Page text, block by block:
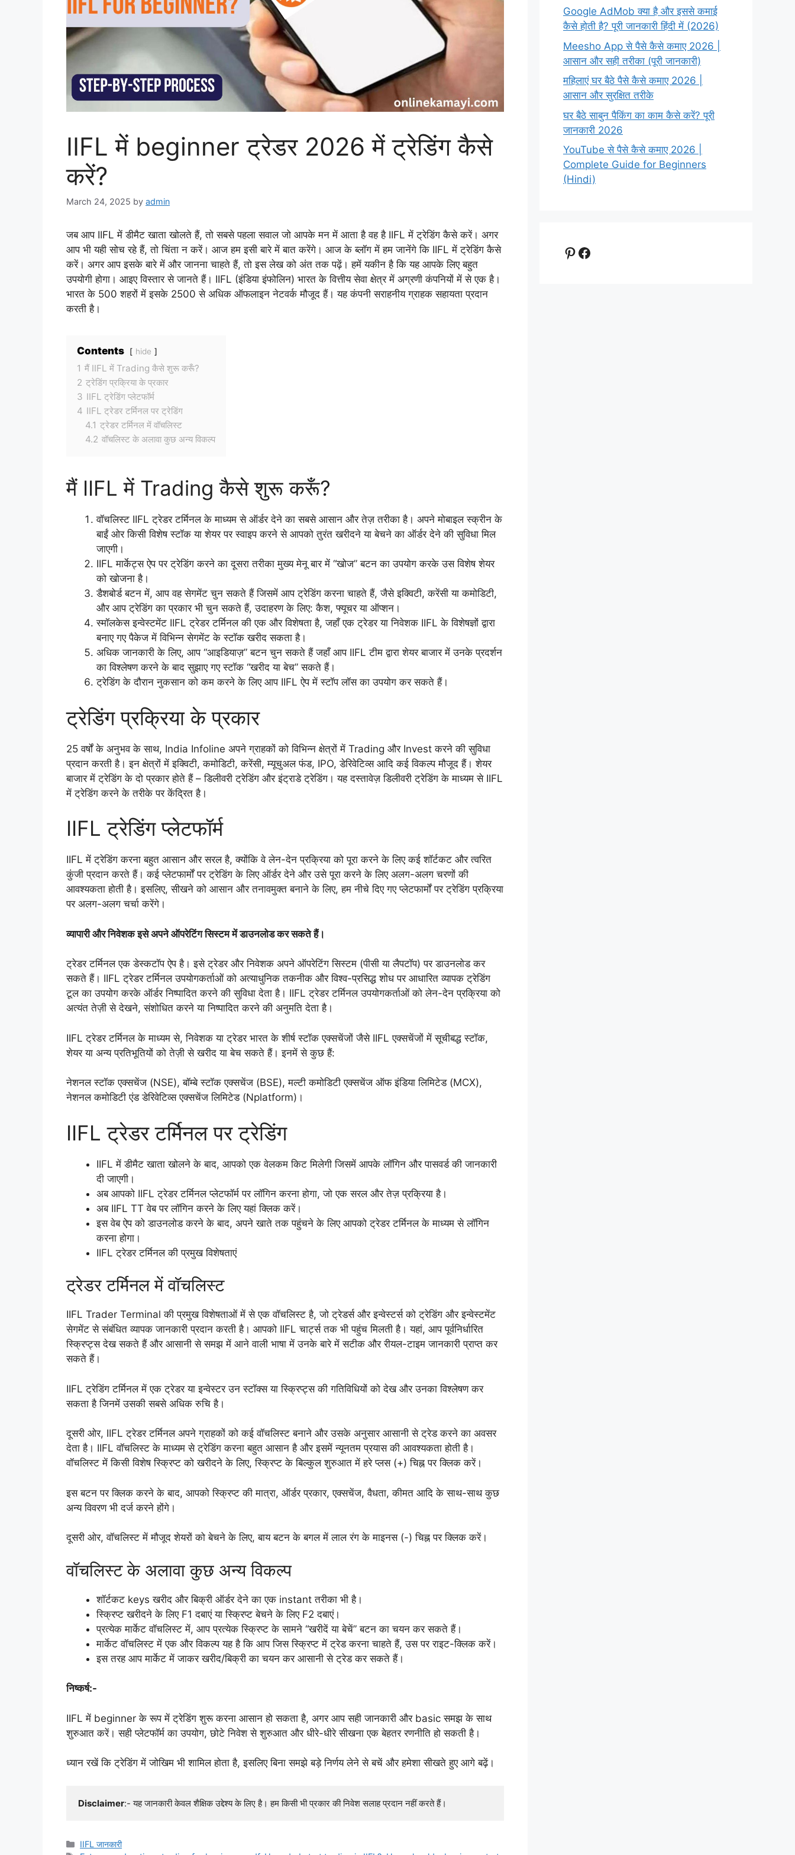
IIFL में beginner ट्रेडर 2026 में ट्रेडिंग कैसे
करें?
March 24, 2025 by admin
जब आप IIFL में डीमैट खाता खोलते हैं, तो सबसे पहला सवाल जो आपके मन में आता है वह है IIFL में ट्रेडिंग कैसे करें। अगर
आप भी यही सोच रहे हैं, तो चिंता न करें। आज हम इसी बारे में बात करेंगे। आज के ब्लॉग में हम जानेंगे कि IIFL में ट्रेडिंग कैसे
करें। अगर आप इसके बारे में और जानना चाहते हैं, तो इस लेख को अंत तक पढ़ें। हमें यकीन है कि यह आपके लिए बहुत
उपयोगी होगा। आइए विस्तार से जानते हैं। IIFL (इंडिया इंफोलिन) भारत के वित्तीय सेवा क्षेत्र में अग्रणी कंपनियों में से एक है।
भारत के 500 शहरों में इसके 2500 से अधिक ऑफलाइन नेटवर्क मौजूद हैं। यह कंपनी सराहनीय ग्राहक सहायता प्रदान
करती है।
Contents hide
1 मैं IIFL में Trading कैसे शुरू करूँ?
2 ट्रेडिंग प्रक्रिया के प्रकार
3 IIFL ट्रेडिंग प्लेटफॉर्म
4 IIFL ट्रेडर टर्मिनल पर ट्रेडिंग
4.1 ट्रेडर टर्मिनल में वॉचलिस्ट
4.2 वॉचलिस्ट के अलावा कुछ अन्य विकल्प
मैं IIFL में Trading कैसे शुरू करूँ?
वॉचलिस्ट IIFL ट्रेडर टर्मिनल के माध्यम से ऑर्डर देने का सबसे आसान और तेज़ तरीका है। अपने मोबाइल स्क्रीन के
बाईं ओर किसी विशेष स्टॉक या शेयर पर स्वाइप करने से आपको तुरंत खरीदने या बेचने का ऑर्डर देने की सुविधा मिल
जाएगी।
IIFL मार्केट्स ऐप पर ट्रेडिंग करने का दूसरा तरीका मुख्य मेनू बार में “खोज” बटन का उपयोग करके उस विशेष शेयर
को खोजना है।
डैशबोर्ड बटन में, आप वह सेगमेंट चुन सकते हैं जिसमें आप ट्रेडिंग करना चाहते हैं, जैसे इक्विटी, करेंसी या कमोडिटी,
और आप ट्रेडिंग का प्रकार भी चुन सकते हैं, उदाहरण के लिए: कैश, फ्यूचर या ऑप्शन।
स्मॉलकेस इन्वेस्टमेंट IIFL ट्रेडर टर्मिनल की एक और विशेषता है, जहाँ एक ट्रेडर या निवेशक IIFL के विशेषज्ञों द्वारा
बनाए गए पैकेज में विभिन्न सेगमेंट के स्टॉक खरीद सकता है।
अधिक जानकारी के लिए, आप “आइडियाज़” बटन चुन सकते हैं जहाँ आप IIFL टीम द्वारा शेयर बाजार में उनके प्रदर्शन
का विश्लेषण करने के बाद सुझाए गए स्टॉक “खरीद या बेच” सकते हैं।
ट्रेडिंग के दौरान नुकसान को कम करने के लिए आप IIFL ऐप में स्टॉप लॉस का उपयोग कर सकते हैं।
ट्रेडिंग प्रक्रिया के प्रकार
25 वर्षों के अनुभव के साथ, India Infoline अपने ग्राहकों को विभिन्न क्षेत्रों में Trading और Invest करने की सुविधा
प्रदान करती है। इन क्षेत्रों में इक्विटी, कमोडिटी, करेंसी, म्यूचुअल फंड, IPO, डेरिवेटिव्स आदि कई विकल्प मौजूद हैं। शेयर
बाजार में ट्रेडिंग के दो प्रकार होते हैं – डिलीवरी ट्रेडिंग और इंट्राडे ट्रेडिंग। यह दस्तावेज़ डिलीवरी ट्रेडिंग के माध्यम से IIFL
में ट्रेडिंग करने के तरीके पर केंद्रित है।
IIFL ट्रेडिंग प्लेटफॉर्म
IIFL में ट्रेडिंग करना बहुत आसान और सरल है, क्योंकि वे लेन-देन प्रक्रिया को पूरा करने के लिए कई शॉर्टकट और त्वरित
कुंजी प्रदान करते हैं। कई प्लेटफार्मों पर ट्रेडिंग के लिए ऑर्डर देने और उसे पूरा करने के लिए अलग-अलग चरणों की
आवश्यकता होती है। इसलिए, सीखने को आसान और तनावमुक्त बनाने के लिए, हम नीचे दिए गए प्लेटफार्मों पर ट्रेडिंग प्रक्रिया
पर अलग-अलग चर्चा करेंगे।
व्यापारी और निवेशक इसे अपने ऑपरेटिंग सिस्टम में डाउनलोड कर सकते हैं।
ट्रेडर टर्मिनल एक डेस्कटॉप ऐप है। इसे ट्रेडर और निवेशक अपने ऑपरेटिंग सिस्टम (पीसी या लैपटॉप) पर डाउनलोड कर
सकते हैं। IIFL ट्रेडर टर्मिनल उपयोगकर्ताओं को अत्याधुनिक तकनीक और विश्व-प्रसिद्ध शोध पर आधारित व्यापक ट्रेडिंग
टूल का उपयोग करके ऑर्डर निष्पादित करने की सुविधा देता है। IIFL ट्रेडर टर्मिनल उपयोगकर्ताओं को लेन-देन प्रक्रिया को
अत्यंत तेज़ी से देखने, संशोधित करने या निष्पादित करने की अनुमति देता है।
IIFL ट्रेडर टर्मिनल के माध्यम से, निवेशक या ट्रेडर भारत के शीर्ष स्टॉक एक्सचेंजों जैसे IIFL एक्सचेंजों में सूचीबद्ध स्टॉक,
शेयर या अन्य प्रतिभूतियों को तेज़ी से खरीद या बेच सकते हैं। इनमें से कुछ हैं:
नेशनल स्टॉक एक्सचेंज (NSE), बॉम्बे स्टॉक एक्सचेंज (BSE), मल्टी कमोडिटी एक्सचेंज ऑफ इंडिया लिमिटेड (MCX),
नेशनल कमोडिटी एंड डेरिवेटिव्स एक्सचेंज लिमिटेड (Nplatform)।
IIFL ट्रेडर टर्मिनल पर ट्रेडिंग
IIFL में डीमैट खाता खोलने के बाद, आपको एक वेलकम किट मिलेगी जिसमें आपके लॉगिन और पासवर्ड की जानकारी
दी जाएगी।
अब आपको IIFL ट्रेडर टर्मिनल प्लेटफॉर्म पर लॉगिन करना होगा, जो एक सरल और तेज़ प्रक्रिया है।
अब IIFL TT वेब पर लॉगिन करने के लिए यहां क्लिक करें।
इस वेब ऐप को डाउनलोड करने के बाद, अपने खाते तक पहुंचने के लिए आपको ट्रेडर टर्मिनल के माध्यम से लॉगिन
करना होगा।
IIFL ट्रेडर टर्मिनल की प्रमुख विशेषताएं
ट्रेडर टर्मिनल में वॉचलिस्ट
IIFL Trader Terminal की प्रमुख विशेषताओं में से एक वॉचलिस्ट है, जो ट्रेडर्स और इन्वेस्टर्स को ट्रेडिंग और इन्वेस्टमेंट
सेगमेंट से संबंधित व्यापक जानकारी प्रदान करती है। आपको IIFL चार्ट्स तक भी पहुंच मिलती है। यहां, आप पूर्वनिर्धारित
स्क्रिप्ट्स देख सकते हैं और आसानी से समझ में आने वाली भाषा में उनके बारे में सटीक और रीयल-टाइम जानकारी प्राप्त कर
सकते हैं।
IIFL ट्रेडिंग टर्मिनल में एक ट्रेडर या इन्वेस्टर उन स्टॉक्स या स्क्रिप्ट्स की गतिविधियों को देख और उनका विश्लेषण कर
सकता है जिनमें उसकी सबसे अधिक रुचि है।
दूसरी ओर, IIFL ट्रेडर टर्मिनल अपने ग्राहकों को कई वॉचलिस्ट बनाने और उसके अनुसार आसानी से ट्रेड करने का अवसर
देता है। IIFL वॉचलिस्ट के माध्यम से ट्रेडिंग करना बहुत आसान है और इसमें न्यूनतम प्रयास की आवश्यकता होती है।
वॉचलिस्ट में किसी विशेष स्क्रिप्ट को खरीदने के लिए, स्क्रिप्ट के बिल्कुल शुरुआत में हरे प्लस (+) चिह्न पर क्लिक करें।
इस बटन पर क्लिक करने के बाद, आपको स्क्रिप्ट की मात्रा, ऑर्डर प्रकार, एक्सचेंज, वैधता, कीमत आदि के साथ-साथ कुछ
अन्य विवरण भी दर्ज करने होंगे।
दूसरी ओर, वॉचलिस्ट में मौजूद शेयरों को बेचने के लिए, बाय बटन के बगल में लाल रंग के माइनस (-) चिह्न पर क्लिक करें।
वॉचलिस्ट के अलावा कुछ अन्य विकल्प
शॉर्टकट keys खरीद और बिक्री ऑर्डर देने का एक instant तरीका भी है।
स्क्रिप्ट खरीदने के लिए F1 दबाएं या स्क्रिप्ट बेचने के लिए F2 दबाएं।
प्रत्येक मार्केट वॉचलिस्ट में, आप प्रत्येक स्क्रिप्ट के सामने “खरीदें या बेचें” बटन का चयन कर सकते हैं।
मार्केट वॉचलिस्ट में एक और विकल्प यह है कि आप जिस स्क्रिप्ट में ट्रेड करना चाहते हैं, उस पर राइट-क्लिक करें।
इस तरह आप मार्केट में जाकर खरीद/बिक्री का चयन कर आसानी से ट्रेड कर सकते हैं।
निष्कर्ष:-
IIFL में beginner के रूप में ट्रेडिंग शुरू करना आसान हो सकता है, अगर आप सही जानकारी और basic समझ के साथ
शुरुआत करें। सही प्लेटफॉर्म का उपयोग, छोटे निवेश से शुरुआत और धीरे-धीरे सीखना एक बेहतर रणनीति हो सकती है।
ध्यान रखें कि ट्रेडिंग में जोखिम भी शामिल होता है, इसलिए बिना समझे बड़े निर्णय लेने से बचें और हमेशा सीखते हुए आगे बढ़ें।
Disclaimer:- यह जानकारी केवल शैक्षिक उद्देश्य के लिए है। हम किसी भी प्रकार की निवेश सलाह प्रदान नहीं करते हैं।
Categories
IIFL जानकारी
Google AdMob क्या है और इससे कमाई
कैसे होती है? पूरी जानकारी हिंदी में (2026)
Meesho App से पैसे कैसे कमाए 2026 |
आसान और सही तरीका (पूरी जानकारी)
महिलाएं घर बैठे पैसे कैसे कमाए 2026 |
आसान और सुरक्षित तरीके
घर बैठे साबुन पैकिंग का काम कैसे करें? पूरी
जानकारी 2026
YouTube से पैसे कैसे कमाए 2026 |
Complete Guide for Beginners
(Hindi)
Pinterest
Facebook